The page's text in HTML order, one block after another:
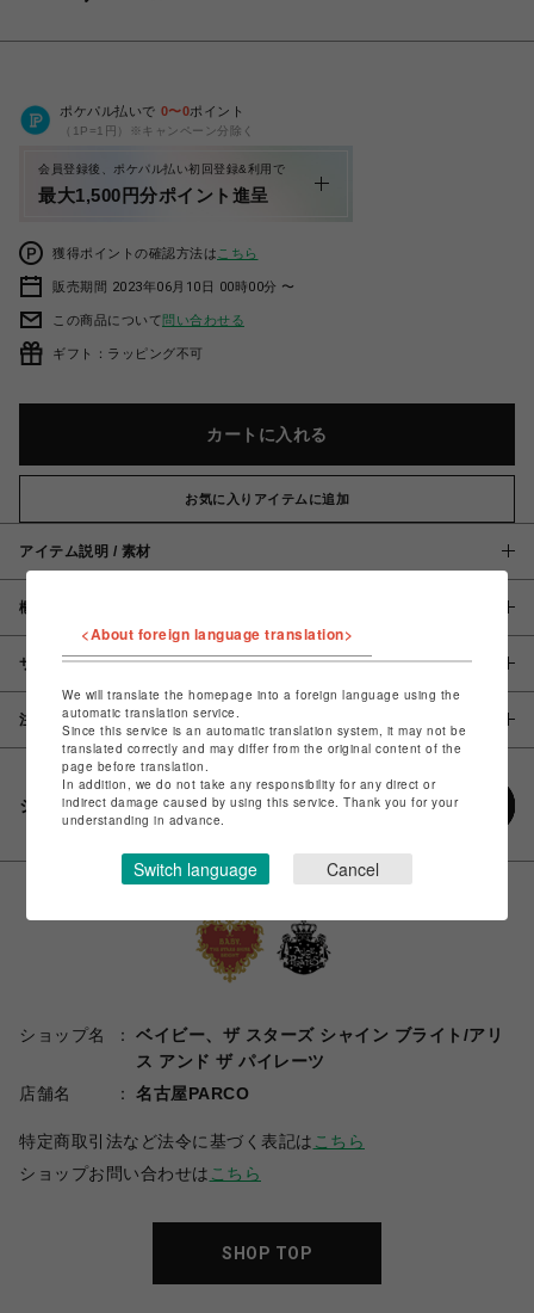
ポケパル払いで 0〜0ポイント
（1P=1円）※キャンペーン分除く
会員登録後、ポケパル払い初回登録&利用で
最大1,500円分ポイント進呈
獲得ポイントの確認方法は こちら
販売期間 2023年06月10日 00時00分 〜
この商品について問い合わせる
ギフト：ラッピング不可
カートに入れる
お気に入りアイテムに追加
アイテム説明 / 素材
概要
サイズ
注意事項
シェアする
ショップ名
ベイビー、ザ スターズ シャイン ブライト/アリ
ス アンド ザ パイレーツ
店舗名
名古屋PARCO
特定商取引法など法令に基づく表記は こちら
ショップお問い合わせは こちら
SHOP TOP
<About foreign language translation>
We will translate the homepage into a foreign language using the
automatic translation service.
Since this service is an automatic translation system, it may not be
translated correctly and may differ from the original content of the
page before translation.
In addition, we do not take any responsibility for any direct or
indirect damage caused by using this service. Thank you for your
understanding in advance.
Switch language Cancel